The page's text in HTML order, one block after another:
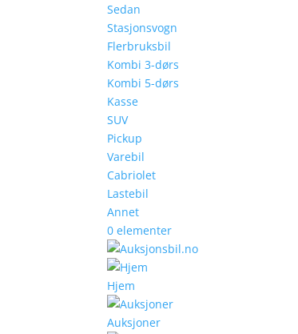
Sedan
Stasjonsvogn
Flerbruksbil
Kombi 3-dørs
Kombi 5-dørs
Kasse
SUV
Pickup
Varebil
Cabriolet
Lastebil
Annet
0 elementer
Hjem
Auksjoner